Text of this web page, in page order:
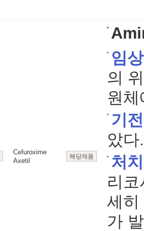
Cefuroxime
Axetil
해당제품
임
의
원
기전
았다.
처치
리
세히
가